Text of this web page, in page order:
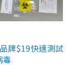
牌$19快速測試
毒